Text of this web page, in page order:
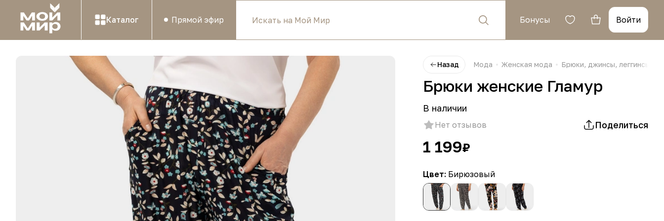
Каталог Прямой эфир Бонусы Войти
Назад Мода Женская мода Брюки, джинсы, леггинсы,
Брюки женские Гламур
В наличии
Нет отзывов Поделиться
1 199₽
Цвет: Бирюзовый